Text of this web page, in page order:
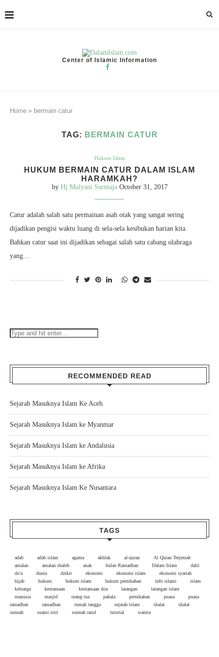
Center of Islamic Information
Home » bermain catur
TAG: BERMAIN CATUR
Hukum Islam
HUKUM BERMAIN CATUR DALAM ISLAM
HARAMKAH?
by Hj Mulyani Surmaja October 31, 2017
Catur adalah salah satu permainan asah otak yang sangat sering
dijadikan pengisi waktu luang di sela-sela kesibukan harian kita.
Bahkan catur saat ini dijadikan sebagai salah satu cabang olahraga
yang…
RECOMMENDED READ
Sejarah Masuknya Islam Ke Aceh
Sejarah Masuknya Islam ke Myanmar
Sejarah Masuknya Islam ke Andalusia
Sejarah Masuknya Islam ke Afrika
Sejarah Masuknya Islam Ke Nusantara
TAGS
adab adab islam agama akhlak al-quran
Al Quran Terjemah
amalan
amalan shaleh anak bulan Ramadhan Dalam Islam
dalil
do'a
dunia dzikir ekonomi ekonomi islam
ekonomi syariah
hijab
hukum hukum islam hukum pernikahan info islami
islam
keluarga
keutamaan keutamaan doa larangan
larangan islam
manusia
masjid orang tua pahala pernikahan puasa
puasa
ramadhan
ramadhan rumah tangga sejarah islam shalat
shalat
sunnah
suami istri sunnah rasul tutorial wanita